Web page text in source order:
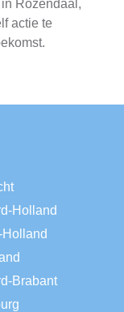
Rozendaal,
actie te
Holland
Brabant